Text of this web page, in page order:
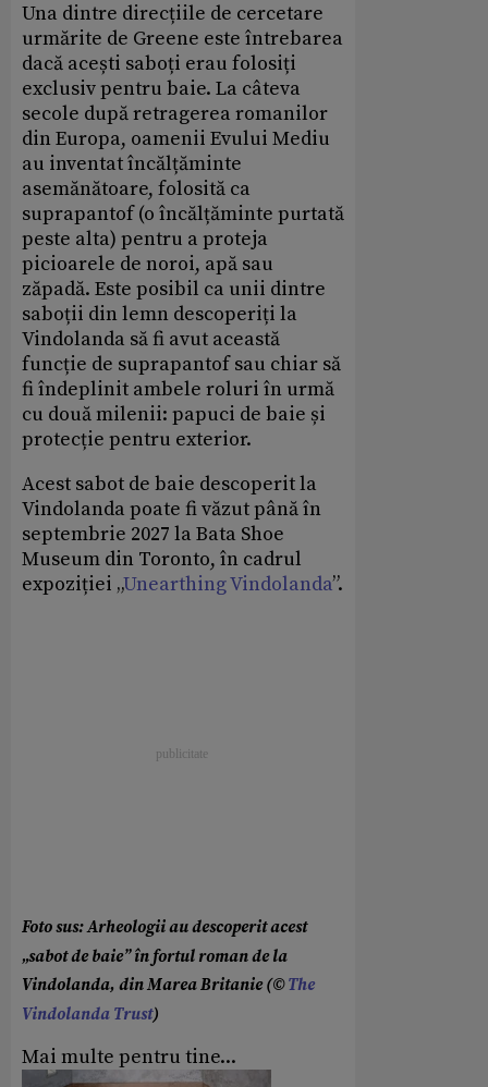
Una dintre direcțiile de cercetare
urmărite de Greene este întrebarea
dacă acești saboți erau folosiți
exclusiv pentru baie. La câteva
secole după retragerea romanilor
din Europa, oamenii Evului Mediu
au inventat încălțăminte
asemănătoare, folosită ca
suprapantof (o încălțăminte purtată
peste alta) pentru a proteja
picioarele de noroi, apă sau
zăpadă. Este posibil ca unii dintre
saboții din lemn descoperiți la
Vindolanda să fi avut această
funcție de suprapantof sau chiar să
fi îndeplinit ambele roluri în urmă
cu două milenii: papuci de baie și
protecție pentru exterior.
Acest sabot de baie descoperit la
Vindolanda poate fi văzut până în
septembrie 2027 la Bata Shoe
Museum din Toronto, în cadrul
expoziției „Unearthing Vindolanda”.
Foto sus: Arheologii au descoperit acest
„sabot de baie” în fortul roman de la
Vindolanda, din Marea Britanie (©The
Vindolanda Trust)
Mai multe pentru tine...